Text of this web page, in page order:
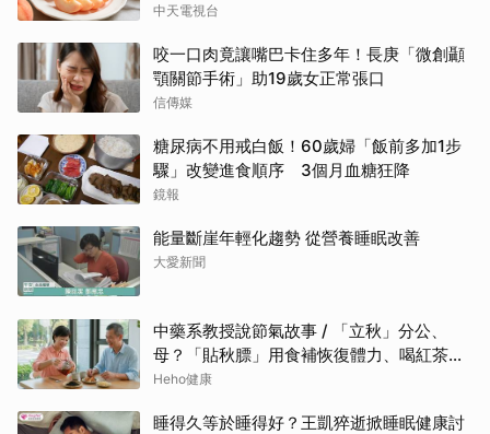
中天電視台
咬一口肉竟讓嘴巴卡住多年！長庚「微創顳
顎關節手術」助19歲女正常張口
信傳媒
糖尿病不用戒白飯！60歲婦「飯前多加1步
驟」改變進食順序 3個月血糖狂降
鏡報
能量斷崖年輕化趨勢 從營養睡眠改善
大愛新聞
中藥系教授說節氣故事 / 「立秋」分公、
母？「貼秋膘」用食補恢復體力、喝紅茶可
潤燥
Heho健康
睡得久等於睡得好？王凱猝逝掀睡眠健康討